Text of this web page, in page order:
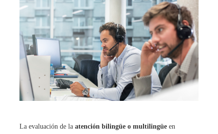
La evaluación de la atención bilingüe o multilingüe en